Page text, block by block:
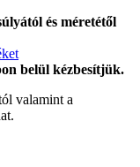
és méretétől
belül kézbesítjük.
valamint a